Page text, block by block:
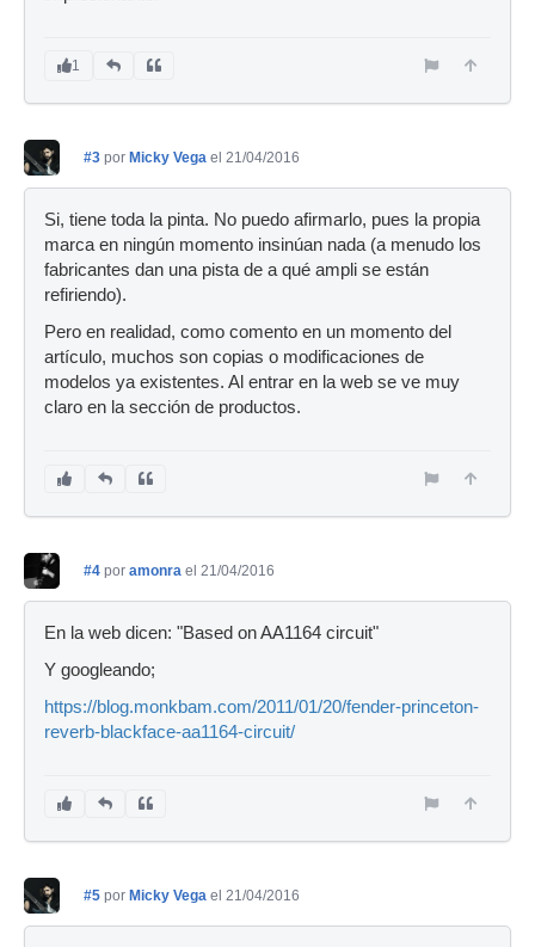
1
#3 por Micky Vega el 21/04/2016
Si, tiene toda la pinta. No puedo afirmarlo, pues la propia
marca en ningún momento insinúan nada (a menudo los
fabricantes dan una pista de a qué ampli se están
refiriendo).
Pero en realidad, como comento en un momento del
artículo, muchos son copias o modificaciones de
modelos ya existentes. Al entrar en la web se ve muy
claro en la sección de productos.
#4 por amonra el 21/04/2016
En la web dicen: "Based on AA1164 circuit"
Y googleando;
https://blog.monkbam.com/2011/01/20/fender-princeton-
reverb-blackface-aa1164-circuit/
#5 por Micky Vega el 21/04/2016